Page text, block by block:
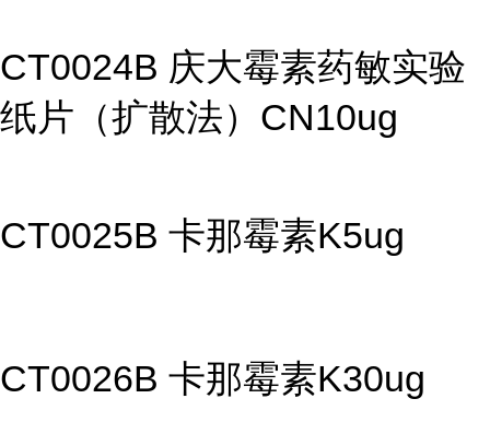
CT0024B 庆大霉素药敏实验
纸片（扩散法）CN10ug
CT0025B 卡那霉素K5ug
CT0026B 卡那霉素K30ug